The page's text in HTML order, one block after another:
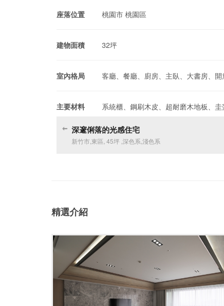
座落位置 桃園市 桃園區
建物面積 32坪
室內格局 客廳、餐廳、廚房、主臥、大書房、
主要材料 系統櫃、鋼刷木皮、超耐磨木地板、
深邃俐落的光感住宅
新竹市 東區 45坪 深色系 淺色系
精選介紹